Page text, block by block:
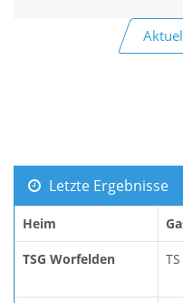
Letzte Ergebnisse
Heim
TSG Worfelden